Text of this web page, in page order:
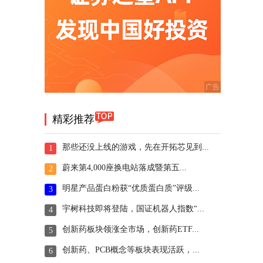
精彩推荐
1 那些还没上线的游戏，先在开拓芯见到...
2 蔚来第4,000座换电站落成暨第五...
3 明星产品蛋白粉获“优质蛋白质”评级...
4 宇树科技即将登陆，国证机器人指数“...
5 创新药板块领涨全市场，创新药ETF...
6 创新药、PCB概念等板块表现活跃，...